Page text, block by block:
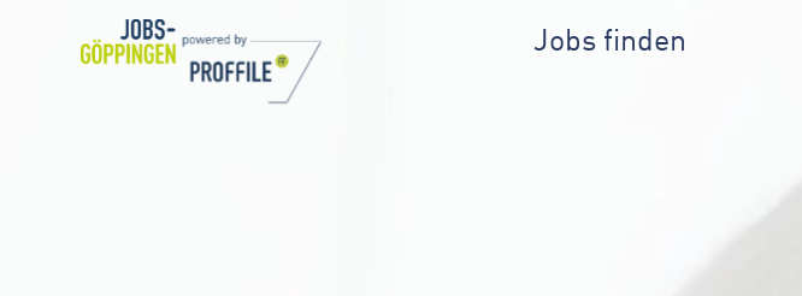
Jobs finden